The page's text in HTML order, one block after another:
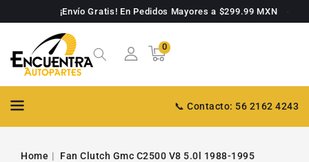
¡Envío Gratis! En Pedidos Mayores a $299.99 MXN
Carrito
00
artículos
📞 Contacto: 56 2162 4243
Home Fan Clutch Gmc C2500 V8 5.0l 1988-1995